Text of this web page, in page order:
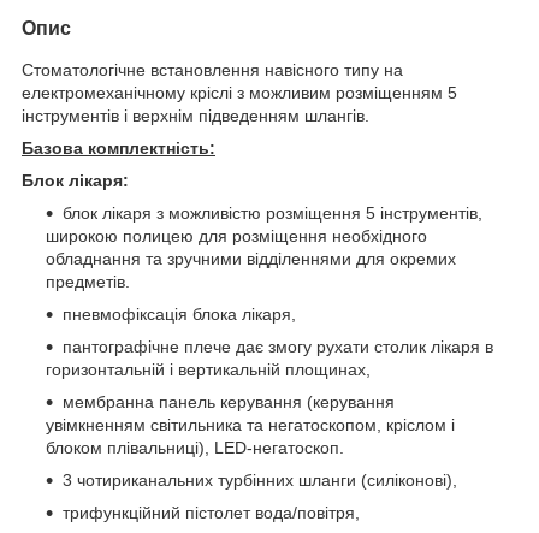
Опис
Стоматологічне встановлення навісного типу на
електромеханічному кріслі з можливим розміщенням 5
інструментів і верхнім підведенням шлангів.
Базова комплектність:
Блок лікаря:
блок лікаря з можливістю розміщення 5 інструментів,
широкою полицею для розміщення необхідного
обладнання та зручними відділеннями для окремих
предметів.
пневмофіксація блока лікаря,
пантографічне плече дає змогу рухати столик лікаря в
горизонтальній і вертикальній площинах,
мембранна панель керування (керування
увімкненням світильника та негатоскопом, кріслом і
блоком плівальниці), LED-негатоскоп.
3 чотириканальних турбінних шланги (силіконові),
трифункційний пістолет вода/повітря,